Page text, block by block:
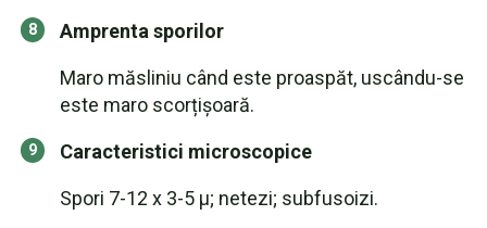
Amprenta sporilor
Maro măsliniu când este proaspăt, uscându-se
este maro scorțișoară.
Caracteristici microscopice
Spori 7-12 x 3-5 µ; netezi; subfusoizi.